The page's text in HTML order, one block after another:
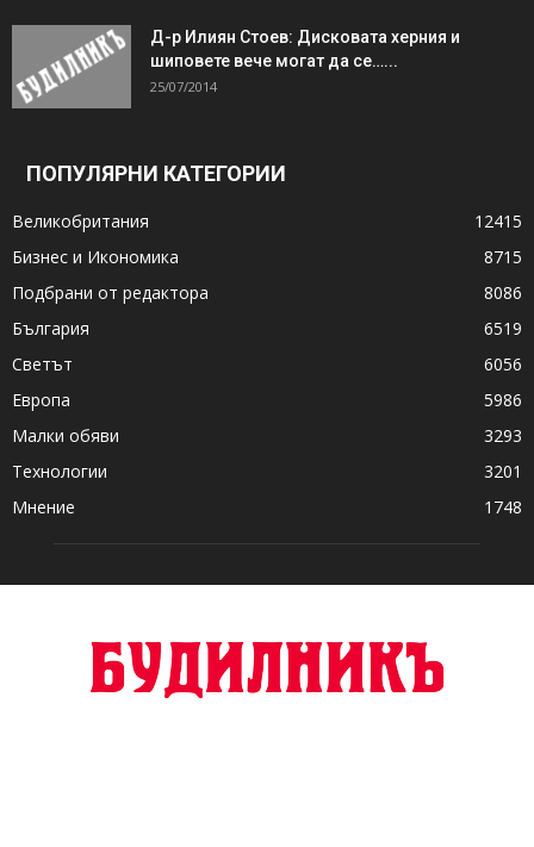
Д-р Илиян Стоев: Дисковата херния и
шиповете вече могат да се…...
25/07/2014
ПОПУЛЯРНИ КАТЕГОРИИ
Великобритания
12415
Бизнес и Икономика
8715
Подбрани от редактора
8086
България
6519
Светът
6056
Европа
5986
Малки обяви
3293
Технологии
3201
Мнение
1748